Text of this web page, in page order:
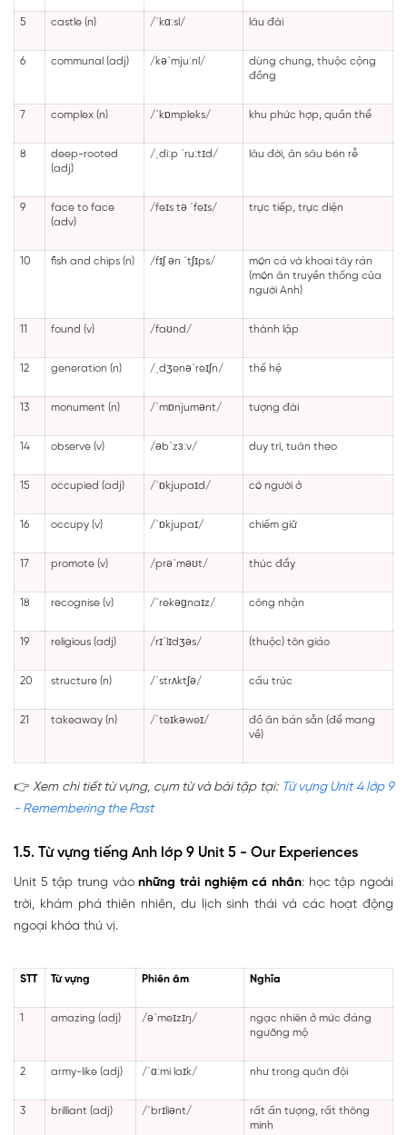
5 castle (n) /ˈkɑːsl/ lâu đài
6 communal (adj) /kəˈmjuːnl/
dùng chung, thuộc cộng
đồng
7 complex (n) /ˈkɒmpleks/ khu phức hợp, quần thể
8
deep-rooted
(adj)
/ˌdiːp ˈruːtɪd/ lâu đời, ăn sâu bén rễ
9
face to face
(adv)
/feɪs tə ˈfeɪs/ trực tiếp, trực diện
10 fish and chips (n) /fɪʃ ən ˈtʃɪps/
món cá và khoai tây rán
(món ăn truyền thống của
người Anh)
11 found (v) /faʊnd/ thành lập
12 generation (n) /ˌdʒenəˈreɪʃn/ thế hệ
13 monument (n) /ˈmɒnjumənt/ tượng đài
14 observe (v) /əbˈzɜːv/ duy trì, tuân theo
15 occupied (adj) /ˈɒkjupaɪd/ có người ở
16 occupy (v) /ˈɒkjupaɪ/ chiếm giữ
17 promote (v) /prəˈməʊt/ thúc đẩy
18 recognise (v) /ˈrekəɡnaɪz/ công nhận
19 religious (adj) /rɪˈlɪdʒəs/ (thuộc) tôn giáo
20 structure (n) /ˈstrʌktʃə/ cấu trúc
21 takeaway (n) /ˈteɪkəweɪ/
đồ ăn bán sẵn (để mang
về)
👉Xem chi tiết từ vựng, cụm từ và bài tập tại: Từ vựng Unit 4 lớp 9
- Remembering the Past
1.5. Từ vựng tiếng Anh lớp 9 Unit 5 - Our Experiences
Unit 5 tập trung vàonhững trải nghiệm cá nhân: học tập ngoài
trời, khám phá thiên nhiên, du lịch sinh thái và các hoạt động
ngoại khóa thú vị.
STT Từ vựng Phiên âm Nghĩa
1 amazing (adj) /əˈmeɪzɪŋ/
ngạc nhiên ở mức đáng
ngưỡng mộ
2 army-like (adj) /ˈɑːmi laɪk/ như trong quân đội
3 brilliant (adj) /ˈbrɪliənt/
rất ấn tượng, rất thông
minh